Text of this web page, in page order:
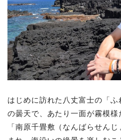
はじめに訪れた八丈富士の「ふ
の曇天で、あたり一面が霧模
「南原千畳敷（なんばらせん